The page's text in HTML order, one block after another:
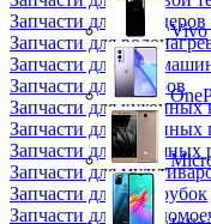
Запчасти для
Запчасти для
Запчасти для
Запчасти для кулеров
Запчасти для кухонных
Запчасти для кухонных
Запчасти для масляных
Запчасти для
Запчасти для мясорубок
Запчасти для
Vivo